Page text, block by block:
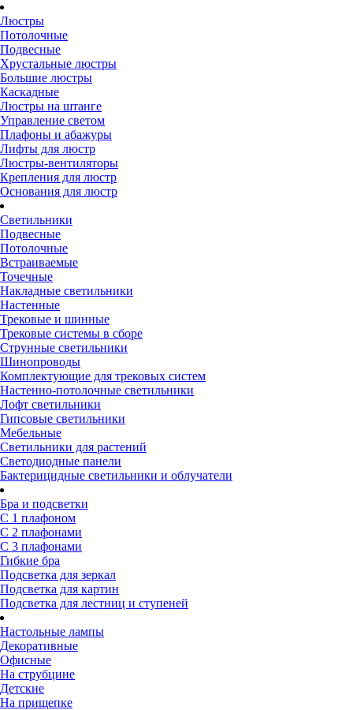
Люстры
Потолочные
Подвесные
Хрустальные люстры
Большие люстры
Каскадные
Люстры на штанге
Управление светом
Плафоны и абажуры
Лифты для люстр
Люстры-вентиляторы
Крепления для люстр
Основания для люстр
Светильники
Подвесные
Потолочные
Встраиваемые
Точечные
Накладные светильники
Настенные
Трековые и шинные
Трековые системы в сборе
Струнные светильники
Шинопроводы
Комплектующие для трековых систем
Настенно-потолочные светильники
Лофт светильники
Гипсовые светильники
Мебельные
Светильники для растений
Светодиодные панели
Бактерицидные светильники и облучатели
Бра и подсветки
С 1 плафоном
С 2 плафонами
С 3 плафонами
Гибкие бра
Подсветка для зеркал
Подсветка для картин
Подсветка для лестниц и ступеней
Настольные лампы
Декоративные
Офисные
На струбцине
Детские
На прищепке